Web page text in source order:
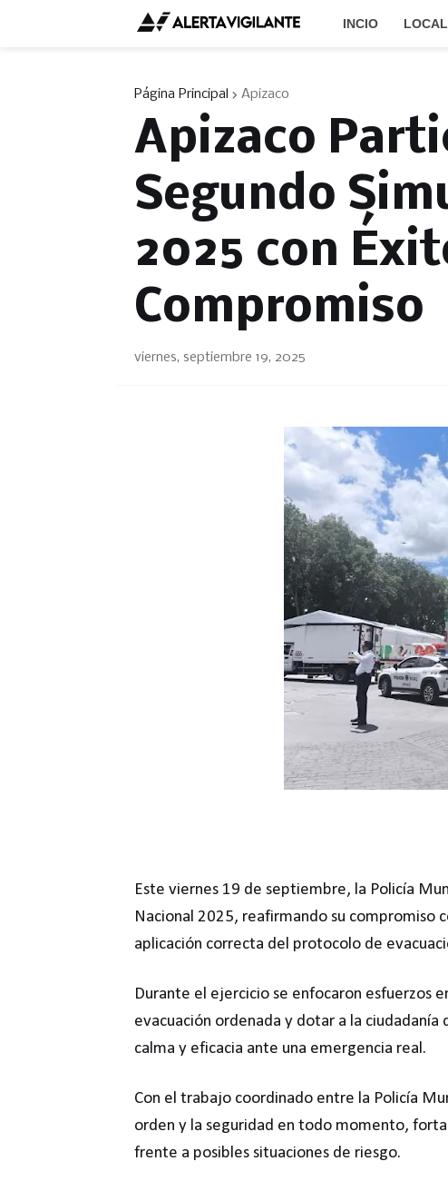
INCIO LOCAL
Página Principal Apizaco
Apizaco
Segundo
2025 con
Compromiso
viernes, septiembre 19, 2025
Este viernes 19 de septiembre, la Policía
Nacional 2025, reafirmando su compromiso
aplicación correcta del protocolo de
Durante el ejercicio se enfocaron esfuerzos
evacuación ordenada y dotar a la ciudadanía
calma y eficacia ante una emergencia real.
Con el trabajo coordinado entre la Policía
orden y la seguridad en todo momento,
frente a posibles situaciones de riesgo.